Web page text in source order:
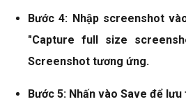
Bước 4: Nhập screenshot
"Capture full size
Screenshot tương ứng.
Bước 5: Nhấn vào Save để lưu